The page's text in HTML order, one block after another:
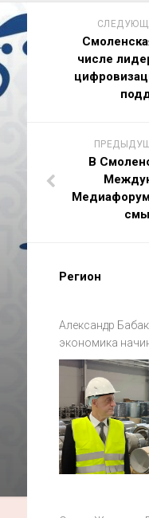
числе
В
Регион
Александр
экономика